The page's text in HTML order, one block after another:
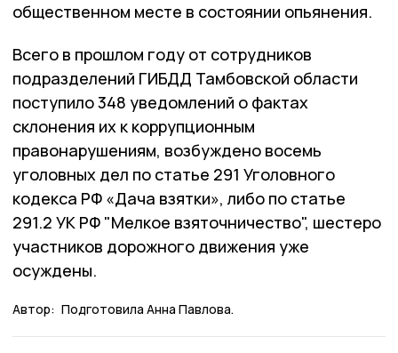
общественном месте в состоянии опьянения.
Всего в прошлом году от сотрудников
подразделений ГИБДД Тамбовской области
поступило 348 уведомлений о фактах
склонения их к коррупционным
правонарушениям, возбуждено восемь
уголовных дел по статье 291 Уголовного
кодекса РФ «Дача взятки», либо по статье
291.2 УК РФ "Мелкое взяточничество", шестеро
участников дорожного движения уже
осуждены.
Автор: Подготовила Анна Павлова.